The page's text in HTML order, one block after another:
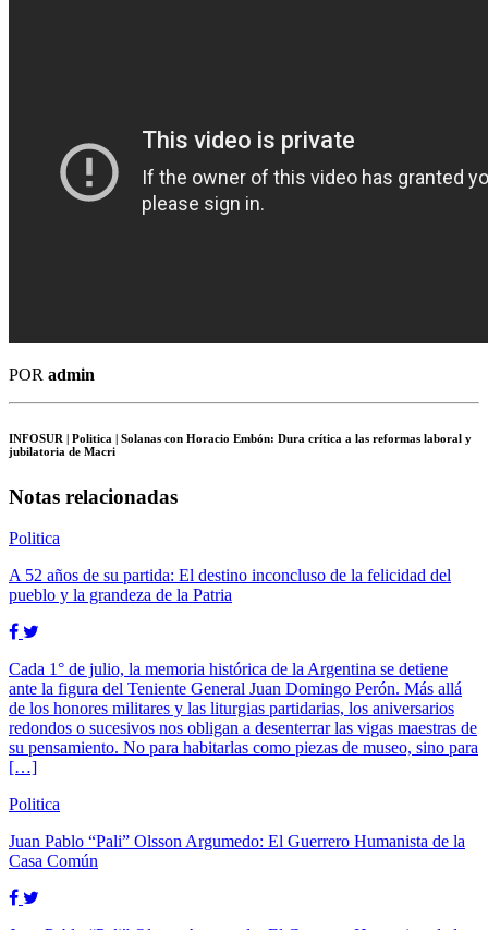
POR admin
INFOSUR | Politica | Solanas con Horacio Embón: Dura crítica a las reformas laboral y
jubilatoria de Macri
Notas relacionadas
Politica
A 52 años de su partida: El destino inconcluso de la felicidad del
pueblo y la grandeza de la Patria
Cada 1° de julio, la memoria histórica de la Argentina se detiene
ante la figura del Teniente General Juan Domingo Perón. Más allá
de los honores militares y las liturgias partidarias, los aniversarios
redondos o sucesivos nos obligan a desenterrar las vigas maestras de
su pensamiento. No para habitarlas como piezas de museo, sino para
[…]
Politica
Juan Pablo “Pali” Olsson Argumedo: El Guerrero Humanista de la
Casa Común